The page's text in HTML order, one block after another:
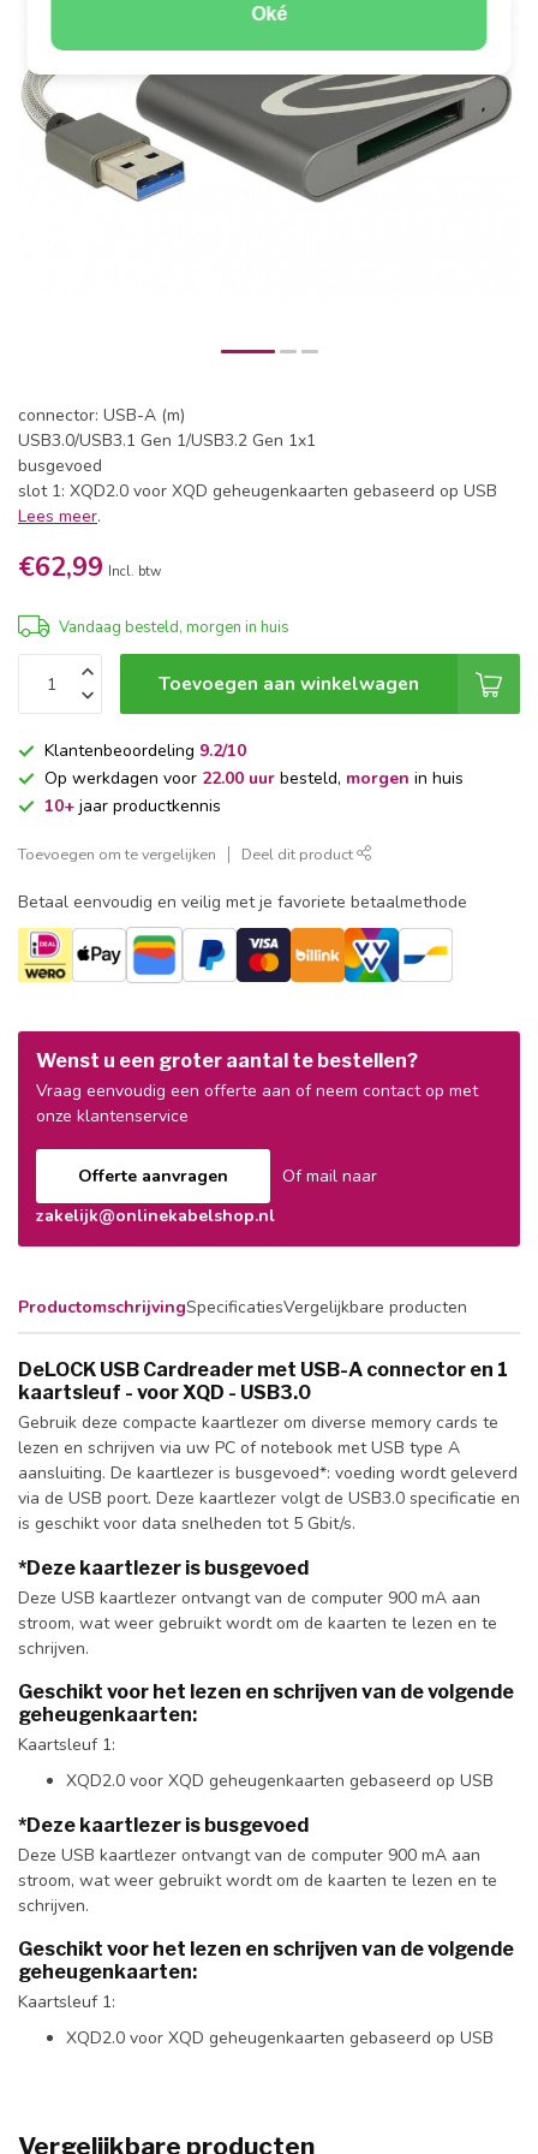
Oké
connector: USB-A (m)
USB3.0/USB3.1 Gen 1/USB3.2 Gen 1x1
busgevoed
slot 1: XQD2.0 voor XQD geheugenkaarten gebaseerd op USB
Lees meer.
€62,99 Incl. btw
Vandaag besteld, morgen in huis
Toevoegen aan winkelwagen
Klantenbeoordeling 9.2/10
Op werkdagen voor 22.00 uur besteld, morgen in huis
10+ jaar productkennis
Toevoegen om te vergelijken Deel dit product
Betaal eenvoudig en veilig met je favoriete betaalmethode
Wenst u een groter aantal te bestellen?
Vraag eenvoudig een offerte aan of neem contact op met
onze klantenservice
Offerte aanvragen
Of mail naar
zakelijk@onlinekabelshop.nl
ProductomschrijvingSpecificatiesVergelijkbare producten
DeLOCK USB Cardreader met USB-A connector en 1
kaartsleuf - voor XQD - USB3.0
Gebruik deze compacte kaartlezer om diverse memory cards te
lezen en schrijven via uw PC of notebook met USB type A
aansluiting. De kaartlezer is busgevoed*: voeding wordt geleverd
via de USB poort. Deze kaartlezer volgt de USB3.0 specificatie en
is geschikt voor data snelheden tot 5 Gbit/s.
*Deze kaartlezer is busgevoed
Deze USB kaartlezer ontvangt van de computer 900 mA aan
stroom, wat weer gebruikt wordt om de kaarten te lezen en te
schrijven.
Geschikt voor het lezen en schrijven van de volgende
geheugenkaarten:
Kaartsleuf 1:
XQD2.0 voor XQD geheugenkaarten gebaseerd op USB
*Deze kaartlezer is busgevoed
Deze USB kaartlezer ontvangt van de computer 900 mA aan
stroom, wat weer gebruikt wordt om de kaarten te lezen en te
schrijven.
Geschikt voor het lezen en schrijven van de volgende
geheugenkaarten:
Kaartsleuf 1:
XQD2.0 voor XQD geheugenkaarten gebaseerd op USB
Vergelijkbare producten